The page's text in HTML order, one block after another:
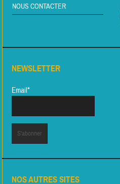
NOUS CONTACTER
NEWSLETTER
Email*
NOS AUTRES SITES